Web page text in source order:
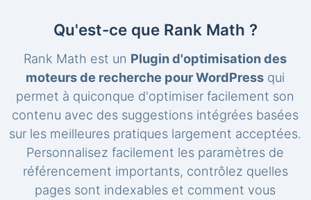
Qu'est-ce que Rank Math ?
Rank Math est un Plugin d'optimisation des
moteurs de recherche pour WordPress qui
permet à quiconque d'optimiser facilement son
contenu avec des suggestions intégrées basées
sur les meilleures pratiques largement acceptées.
Personnalisez facilement les paramètres de
référencement importants, contrôlez quelles
pages sont indexables et comment vous